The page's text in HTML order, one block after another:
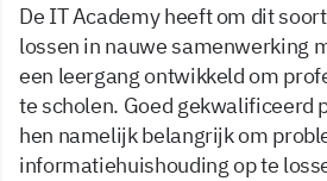
De IT Academy heeft om dit
lossen in nauwe samenwerking
een leergang ontwikkeld om
te scholen. Goed gekwalificeerd
hen namelijk belangrijk om
informatiehuishouding op te